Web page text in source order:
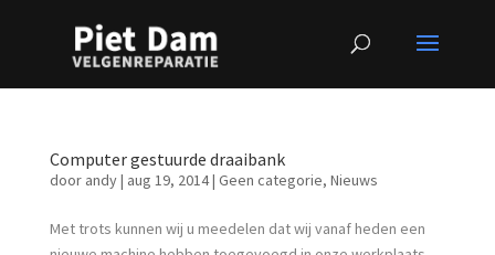
Computer gestuurde draaibank
door andy| aug 19, 2014| Geen categorie, Nieuws
Met trots kunnen wij u meedelen dat wij vanaf heden een